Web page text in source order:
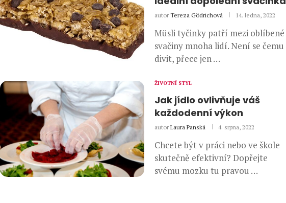
autor Tereza Gödrichová 14. ledna, 2022
Müsli tyčinky patří mezi oblíbené
svačiny mnoha lidí. Není se čemu
divit, přece jen …
ŽIVOTNÍ STYL
Jak jídlo ovlivňuje váš
každodenní výkon
autor Laura Panská 4. srpna, 2022
Chcete být v práci nebo ve škole
skutečně efektivní? Dopřejte
svému mozku tu pravou …